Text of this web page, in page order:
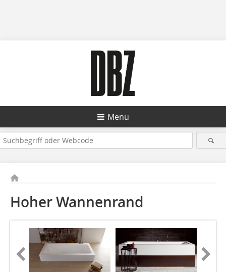
Menü
Hoher Wannenrand